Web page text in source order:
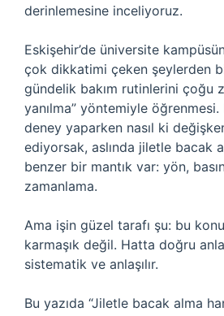
derinlemesine inceliyoruz.
Eskişehir’de üniversite
çok dikkatimi çeken şeylerden
gündelik bakım rutinlerini çoğu
yanılma” yöntemiyle
deney yaparken nasıl ki
ediyorsak, aslında jiletle bacak
benzer bir mantık var: yön,
zamanlama.
Ama işin güzel tarafı şu: bu konu
karmaşık değil. Hatta doğru
sistematik ve anlaşılır.
Bu yazıda “Jiletle bacak alma